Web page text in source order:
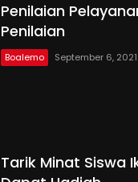
Penilaian
Penilaian
Boalemo September 6, 2021
Tarik Minat Siswa